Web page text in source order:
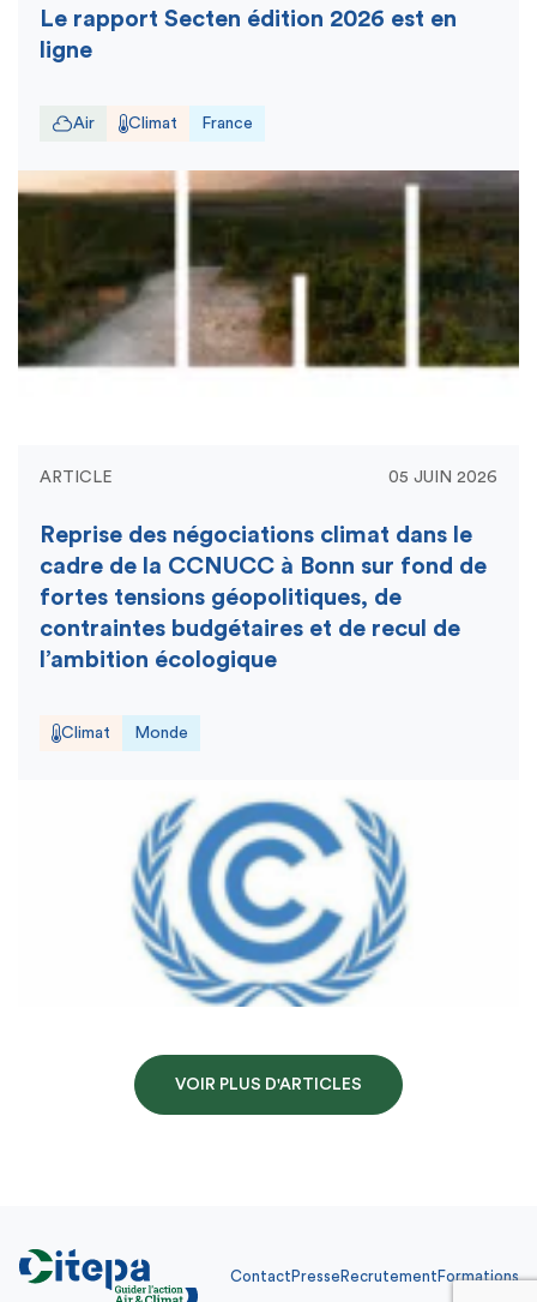
Le rapport Secten édition 2026 est en
ligne
Air Climat France
ARTICLE 05 JUIN 2026
Reprise des négociations climat dans le
cadre de la CCNUCC à Bonn sur fond de
fortes tensions géopolitiques, de
contraintes budgétaires et de recul de
l’ambition écologique
Climat Monde
VOIR PLUS D'ARTICLES
Contact Presse Recrutement Formations